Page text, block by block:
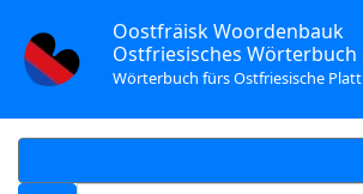
Oostfräisk Woordenbauk
Ostfriesisches Wörterbuch
Wörterbuch fürs Ostfriesische Platt